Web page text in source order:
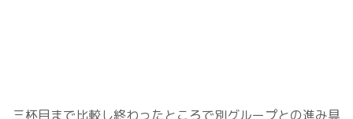
三杯目まで比較し終わったところで別グループとの進み具